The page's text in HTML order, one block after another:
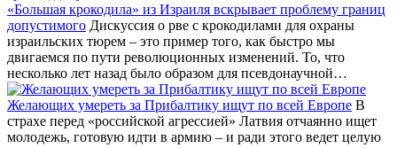
«Большая крокодила» из Израиля вскрывает проблему границ
допустимого Дискуссия о рве с крокодилами для охраны
израильских тюрем – это пример того, как быстро мы
двигаемся по пути революционных изменений. То, что
несколько лет назад было образом для псевдонаучной…
Желающих умереть за Прибалтику ищут по всей Европе В
страхе перед «российской агрессией» Латвия отчаянно ищет
молодежь, готовую идти в армию – и ради этого ведет целую